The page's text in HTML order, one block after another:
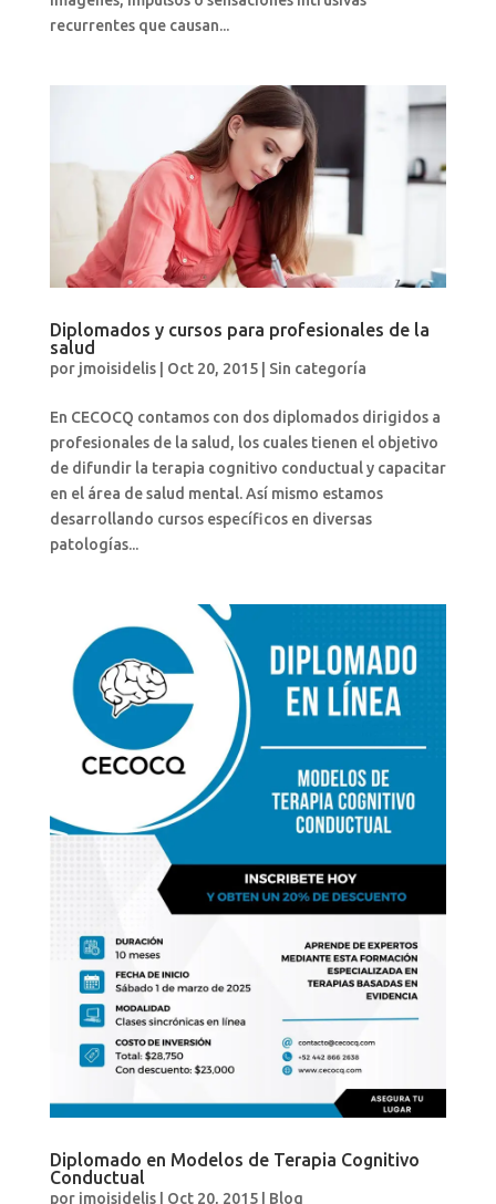
recurrentes que causan...
Diplomados y cursos para profesionales de la
salud
por jmoisidelis| Oct 20, 2015| Sin categoría
En CECOCQ contamos con dos diplomados dirigidos a
profesionales de la salud, los cuales tienen el objetivo
de difundir la terapia cognitivo conductual y capacitar
en el área de salud mental. Así mismo estamos
desarrollando cursos específicos en diversas
patologías...
Diplomado en Modelos de Terapia Cognitivo
Conductual
por jmoisidelis| Oct 20, 2015| Blog